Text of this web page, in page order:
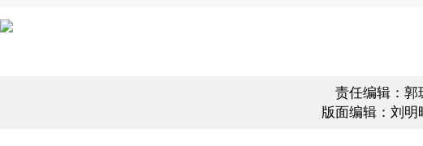
责任编辑：郭
版面编辑：刘明